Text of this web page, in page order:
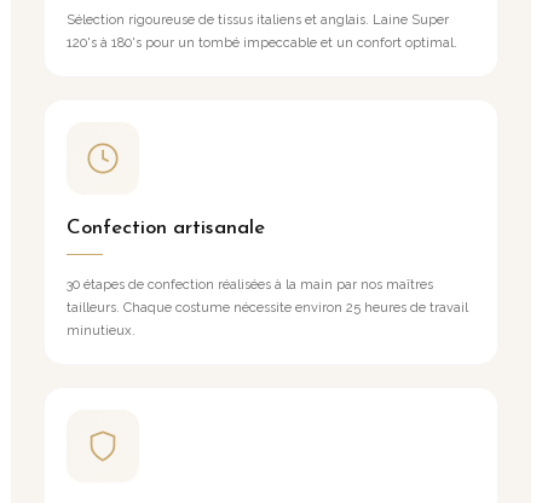
Sélection rigoureuse de tissus italiens et anglais. Laine Super
120's à 180's pour un tombé impeccable et un confort optimal.
Confection artisanale
30 étapes de confection réalisées à la main par nos maîtres
tailleurs. Chaque costume nécessite environ 25 heures de travail
minutieux.